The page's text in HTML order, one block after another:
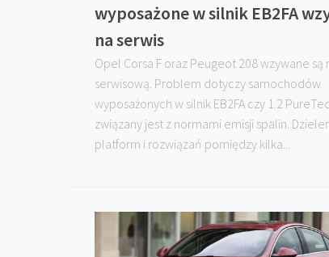
wyposażone w silnik EB2FA
na serwis
Opel Corsa F oraz Peugeot 208 wzywane są
serwisową. Problem dotyczy samochodów
wyposażonych w silnik EB2FA czy 1.2
związany jest z normami emisji spalin.
platform i rozwiązań pomiędzy kilka...